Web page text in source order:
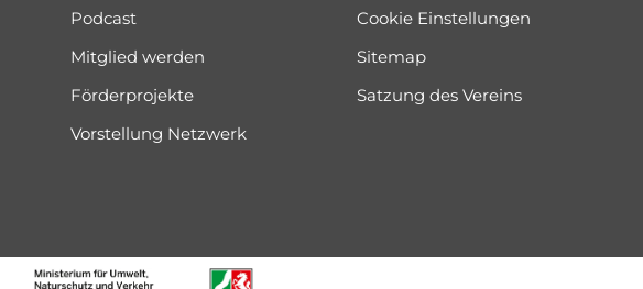
Podcast
Mitglied werden
Förderprojekte
Vorstellung Netzwerk
Cookie Einstellungen
Sitemap
Satzung des Vereins